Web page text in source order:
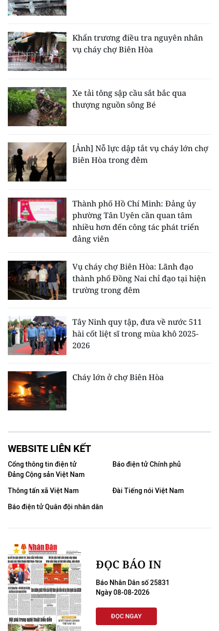
Khẩn trương điều tra nguyên nhân
vụ cháy chợ Biên Hòa
Xe tải tông sập cầu sắt bắc qua
thượng nguồn sông Bé
[Ảnh] Nỗ lực dập tắt vụ cháy lớn chợ
Biên Hòa trong đêm
Thành phố Hồ Chí Minh: Đảng ủy
phường Tân Uyên cần quan tâm
nhiều hơn đến công tác phát triển
đảng viên
Vụ cháy chợ Biên Hòa: Lãnh đạo
thành phố Đồng Nai chỉ đạo tại hiện
trường trong đêm
Tây Ninh quy tập, đưa về nước 511
hài cốt liệt sĩ trong mùa khô 2025-
2026
Cháy lớn ở chợ Biên Hòa
WEBSITE LIÊN KẾT
Cổng thông tin điện tử
Đảng Cộng sản Việt Nam
Báo điện tử Chính phủ
Thông tấn xã Việt Nam
Đài Tiếng nói Việt Nam
Báo điện tử Quân đội nhân dân
ĐỌC BÁO IN
Báo Nhân Dân số 25831
Ngày 08-08-2026
ĐỌC NGAY